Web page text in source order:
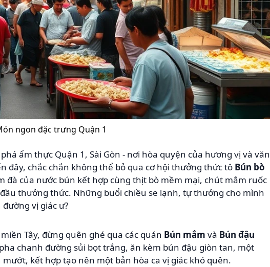
ngon đặc trưng Quận 1
ẩm thực Quận 1, Sài Gòn - nơi hòa quyện của hương vị và văn
đây, chắc chắn không thể bỏ qua cơ hội thưởng thức tô Bún bò
đà của nước bún kết hợp cùng thịt bò mềm mại, chút mắm ruốc
thưởng thức. Những buổi chiều se lạnh, tự thưởng cho mình
vị giác ư?
Tây, đừng quên ghé qua các quán Bún mắm và Bún đậu
chanh đường sủi bọt trắng, ăn kèm bún đậu giòn tan, một
kết hợp tạo nên một bản hòa ca vị giác khó quên.